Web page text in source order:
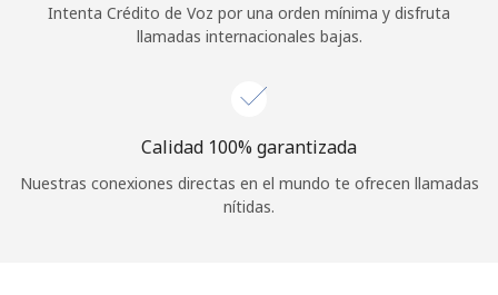
Intenta Crédito de Voz por una orden mínima y disfruta
llamadas internacionales bajas.
Calidad 100% garantizada
Nuestras conexiones directas en el mundo te ofrecen llamadas
nítidas.